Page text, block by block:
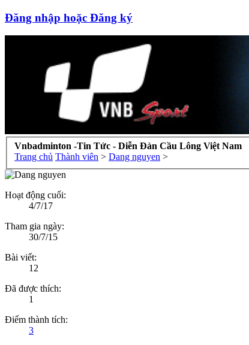
Đăng nhập hoặc Đăng ký
Vnbadminton -Tin Tức - Diễn Đàn Cầu Lông Việt Nam
Trang chủ Thành viên > Dang nguyen >
Hoạt động cuối:
4/7/17
Tham gia ngày:
30/7/15
Bài viết:
12
Đã được thích:
1
Điểm thành tích:
3